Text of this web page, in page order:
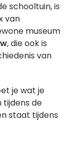
schooltuin, is
van
museum
, die ook is
van
je wat je
tijdens de
staat tijdens